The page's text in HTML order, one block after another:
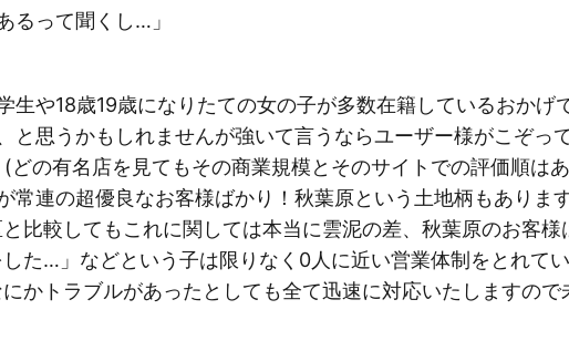
るって聞くし…」
生や18歳19歳になりたての女の子が多数在籍しているおかげ
と思うかもしれませんが強いて言うならユーザー様がこぞっ
どの有名店を見てもその商業規模とそのサイトでの評価順は
常連の超優良なお客様ばかり！秋葉原という土地柄もありま
比較してもこれに関しては本当に雲泥の差、秋葉原のお客
た…」などという子は限りなく0人に近い営業体制をとれて
かトラブルがあったとしても全て迅速に対応いたしますの